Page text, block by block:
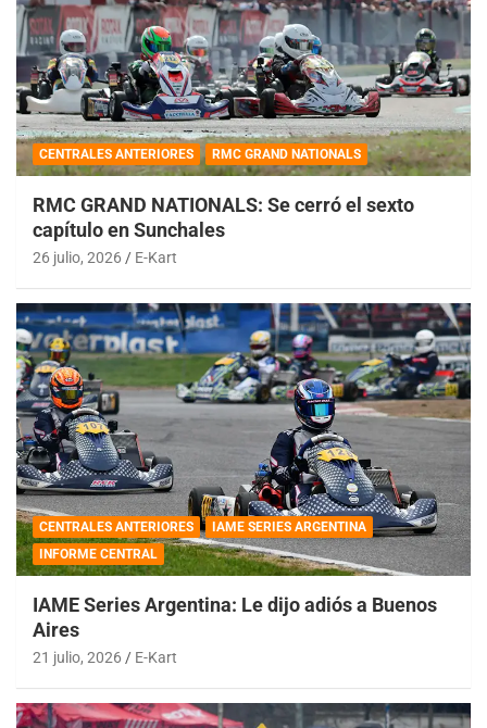
CENTRALES ANTERIORES RMC GRAND NATIONALS
RMC GRAND NATIONALS: Se cerró el sexto
capítulo en Sunchales
26 julio, 2026 E-Kart
CENTRALES ANTERIORES
IAME SERIES ARGENTINA
INFORME CENTRAL
IAME Series Argentina: Le dijo adiós a Buenos
Aires
21 julio, 2026 E-Kart